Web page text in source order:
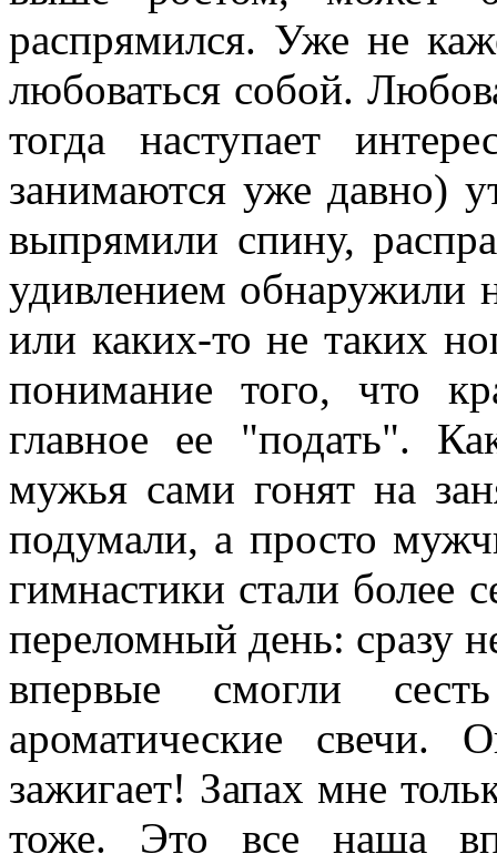
распрямился. Уже не
любоваться собой.
тогда наступает
занимаются уже давно)
выпрямили спину,
удивлением обнаружили
или каких-то не таких
понимание того, что
главное ее "подать".
мужья сами гонят на
подумали, а просто
гимнастики стали более
переломный день: сразу
впервые смогли
ароматические свечи.
зажигает! Запах мне
тоже. Это все наша